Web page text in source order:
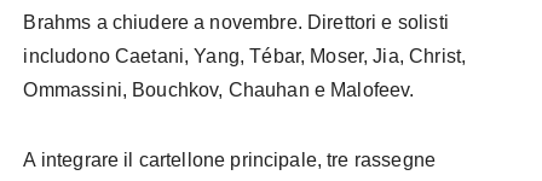
Brahms a chiudere a novembre. Direttori e solisti
includono Caetani, Yang, Tébar, Moser, Jia, Christ,
Ommassini, Bouchkov, Chauhan e Malofeev.
A integrare il cartellone principale, tre rassegne